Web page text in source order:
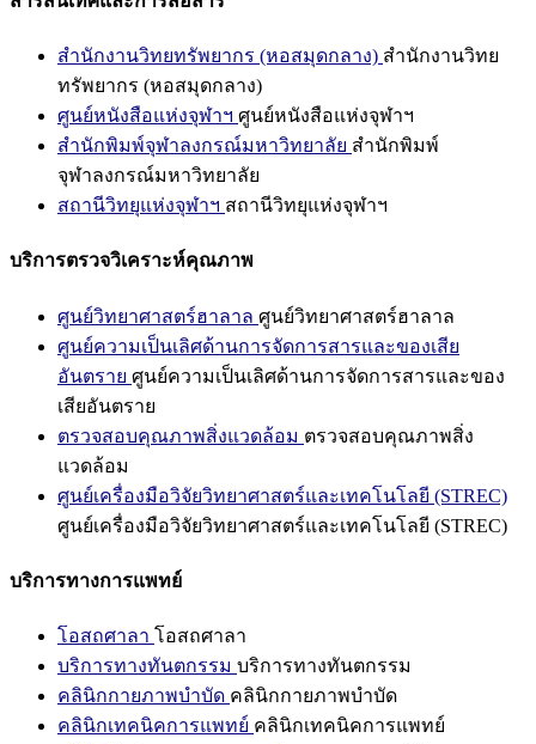
สำนักงานวิทยทรัพยากร (หอสมุดกลาง) สำนักงานวิทย
ทรัพยากร (หอสมุดกลาง)
ศูนย์หนังสือแห่งจุฬาฯ ศูนย์หนังสือแห่งจุฬาฯ
สำนักพิมพ์จุฬาลงกรณ์มหาวิทยาลัย สำนักพิมพ์
จุฬาลงกรณ์มหาวิทยาลัย
สถานีวิทยุแห่งจุฬาฯ สถานีวิทยุแห่งจุฬาฯ
บริการตรวจวิเคราะห์คุณภาพ
ศูนย์วิทยาศาสตร์ฮาลาล ศูนย์วิทยาศาสตร์ฮาลาล
ศูนย์ความเป็นเลิศด้านการจัดการสารและของเสีย
อันตราย ศูนย์ความเป็นเลิศด้านการจัดการสารและของ
เสียอันตราย
ตรวจสอบคุณภาพสิ่งแวดล้อม ตรวจสอบคุณภาพสิ่ง
แวดล้อม
ศูนย์เครื่องมือวิจัยวิทยาศาสตร์และเทคโนโลยี (STREC)
ศูนย์เครื่องมือวิจัยวิทยาศาสตร์และเทคโนโลยี (STREC)
บริการทางการแพทย์
โอสถศาลา โอสถศาลา
บริการทางทันตกรรม บริการทางทันตกรรม
คลินิกกายภาพบำบัด คลินิกกายภาพบำบัด
คลินิกเทคนิคการแพทย์ คลินิกเทคนิคการแพทย์